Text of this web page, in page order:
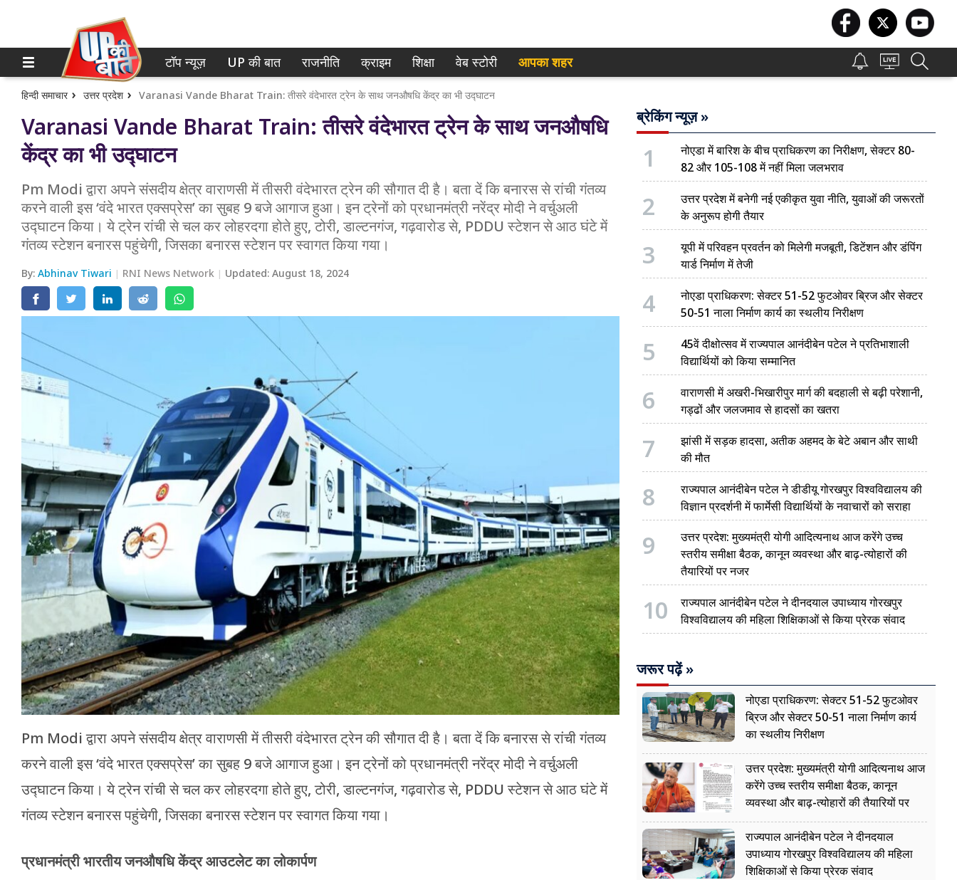
होम
टॉप न्यूज़
UP की बात
राजनीति
क्राइम
शिक्षा
टॉप न्यूज़ UP की बात राजनीति क्राइम शिक्षा वेब स्टोरी आपका शहर
हिन्दी समाचार उत्तर प्रदेश Varanasi Vande Bharat Train: तीसरे वंदेभारत ट्रेन के साथ जनऔषधि केंद्र का भी उद्घाटन
Varanasi Vande Bharat Train: तीसरे वंदेभारत ट्रेन के साथ जनऔषधि
केंद्र का भी उद्घाटन
Pm Modi द्वारा अपने संसदीय क्षेत्र वाराणसी में तीसरी वंदेभारत ट्रेन की सौगात दी है। बता दें कि बनारस से रांची गंतव्य
करने वाली इस ‘वंदे भारत एक्सप्रेस’ का सुबह 9 बजे आगाज हुआ। इन ट्रेनों को प्रधानमंत्री नरेंद्र मोदी ने वर्चुअली
उद्घाटन किया। ये ट्रेन रांची से चल कर लोहरदगा होते हुए, टोरी, डाल्टनगंज, गढ़वारोड से, PDDU स्टेशन से आठ घंटे में
गंतव्य स्टेशन बनारस पहुंचेगी, जिसका बनारस स्टेशन पर स्वागत किया गया।
By:Abhinav Tiwari RNI News Network Updated:August 18, 2024
Pm Modi द्वारा अपने संसदीय क्षेत्र वाराणसी में तीसरी वंदेभारत ट्रेन की सौगात दी है। बता दें कि बनारस से रांची गंतव्य
करने वाली इस ‘वंदे भारत एक्सप्रेस’ का सुबह 9 बजे आगाज हुआ। इन ट्रेनों को प्रधानमंत्री नरेंद्र मोदी ने वर्चुअली
उद्घाटन किया। ये ट्रेन रांची से चल कर लोहरदगा होते हुए, टोरी, डाल्टनगंज, गढ़वारोड से, PDDU स्टेशन से आठ घंटे में
गंतव्य स्टेशन बनारस पहुंचेगी, जिसका बनारस स्टेशन पर स्वागत किया गया।
प्रधानमंत्री भारतीय जनऔषधि केंद्र आउटलेट का लोकार्पण
ब्रेकिंग न्यूज़ »
1
नोएडा में बारिश के बीच प्राधिकरण का निरीक्षण, सेक्टर 80-
82 और 105-108 में नहीं मिला जलभराव
2
उत्तर प्रदेश में बनेगी नई एकीकृत युवा नीति, युवाओं की जरूरतों
के अनुरूप होगी तैयार
3
यूपी में परिवहन प्रवर्तन को मिलेगी मजबूती, डिटेंशन और डंपिंग
यार्ड निर्माण में तेजी
4
नोएडा प्राधिकरण: सेक्टर 51-52 फुटओवर ब्रिज और सेक्टर
50-51 नाला निर्माण कार्य का स्थलीय निरीक्षण
5
45वें दीक्षोत्सव में राज्यपाल आनंदीबेन पटेल ने प्रतिभाशाली
विद्यार्थियों को किया सम्मानित
6
वाराणसी में अखरी-भिखारीपुर मार्ग की बदहाली से बढ़ी परेशानी,
गड्ढों और जलजमाव से हादसों का खतरा
7
झांसी में सड़क हादसा, अतीक अहमद के बेटे अबान और साथी
की मौत
8
राज्यपाल आनंदीबेन पटेल ने डीडीयू गोरखपुर विश्वविद्यालय की
विज्ञान प्रदर्शनी में फार्मेसी विद्यार्थियों के नवाचारों को सराहा
9
उत्तर प्रदेश: मुख्यमंत्री योगी आदित्यनाथ आज करेंगे उच्च
स्तरीय समीक्षा बैठक, कानून व्यवस्था और बाढ़-त्योहारों की
तैयारियों पर नजर
10
राज्यपाल आनंदीबेन पटेल ने दीनदयाल उपाध्याय गोरखपुर
विश्वविद्यालय की महिला शिक्षिकाओं से किया प्रेरक संवाद
जरूर पढ़ें »
नोएडा प्राधिकरण: सेक्टर 51-52 फुटओवर
ब्रिज और सेक्टर 50-51 नाला निर्माण कार्य
का स्थलीय निरीक्षण
उत्तर प्रदेश: मुख्यमंत्री योगी आदित्यनाथ आज
करेंगे उच्च स्तरीय समीक्षा बैठक, कानून
व्यवस्था और बाढ़-त्योहारों की तैयारियों पर
नजर
राज्यपाल आनंदीबेन पटेल ने दीनदयाल
उपाध्याय गोरखपुर विश्वविद्यालय की महिला
शिक्षिकाओं से किया प्रेरक संवाद
नोएडा
गाजियाबाद
लखनऊ
कानपुर
वाराणसी
अयोध्या
अलीगढ़
मथुरा
मुरादाबाद
प्रयागराज
रामपुर